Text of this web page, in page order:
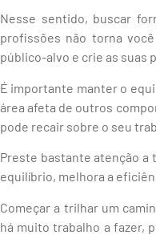
Nesse sentido, buscar
profissões não torna
público-alvo e crie as suas
É importante manter o
área afeta de outros
pode recair sobre o seu
Preste bastante atenção a
equilíbrio, melhora a
Começar a trilhar um
há muito trabalho a fazer,